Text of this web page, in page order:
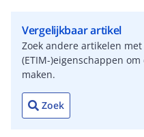
Vergelijkbaar artikel
Zoek andere artikelen
(ETIM-)eigenschappen
maken.
Zoek